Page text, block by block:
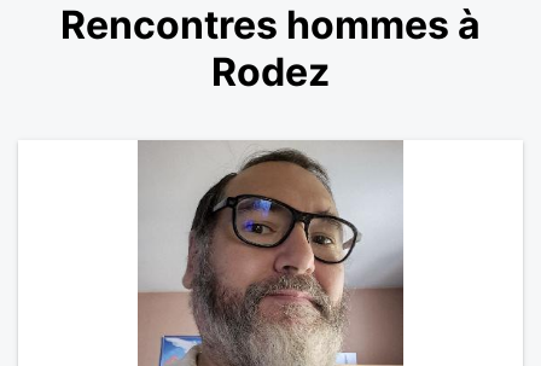
Rencontres hommes à
Rodez